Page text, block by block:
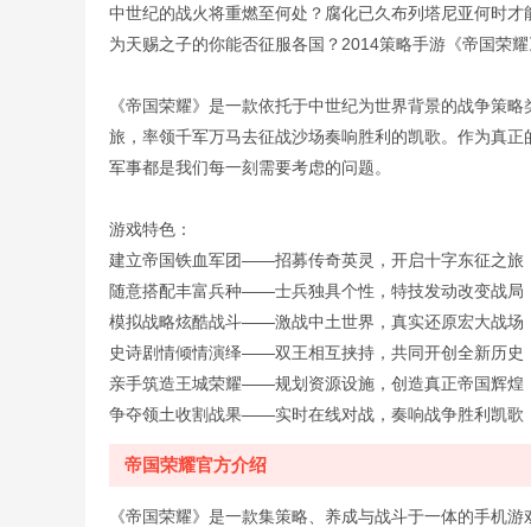
中世纪的战火将重燃至何处？腐化已久布列塔尼亚何时
为天赐之子的你能否征服各国？2014策略手游《帝国荣
《帝国荣耀》是一款依托于中世纪为世界背景的战争策
旅，率领千军万马去征战沙场奏响胜利的凯歌。作为真
军事都是我们每一刻需要考虑的问题。
游戏特色：
建立帝国铁血军团——招募传奇英灵，开启十字东征之旅
随意搭配丰富兵种——士兵独具个性，特技发动改变战局
模拟战略炫酷战斗——激战中土世界，真实还原宏大战场
史诗剧情倾情演绎——双王相互挟持，共同开创全新历史
亲手筑造王城荣耀——规划资源设施，创造真正帝国辉煌
争夺领土收割战果——实时在线对战，奏响战争胜利凯歌
帝国荣耀官方介绍
《帝国荣耀》是一款集策略、养成与战斗于一体的手机